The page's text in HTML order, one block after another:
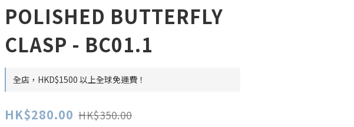
POLISHED BUTTERFLY
CLASP - BC01.1
全店，HKD$1500 以上全球免運費！
HK$280.00 HK$350.00